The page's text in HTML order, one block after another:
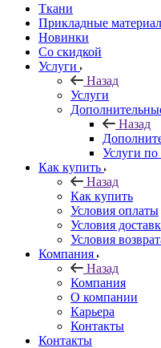
Ткани
Прикладные
Новинки
Со скидкой
Услуги
Назад
Услуги
Назад
Услуги по
Как купить
Назад
Как купить
Условия оплаты
Условия
Условия
Компания
Назад
Компания
О компании
Карьера
Контакты
Контакты